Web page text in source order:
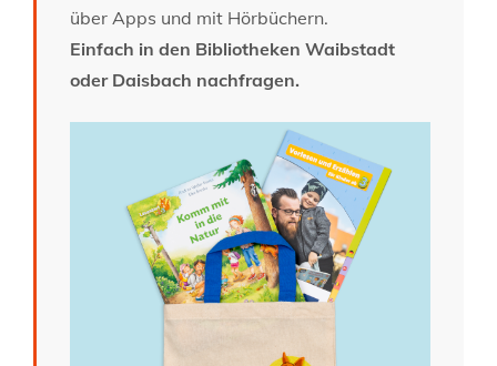
über Apps und mit Hörbüchern.
Einfach in den Bibliotheken Waibstadt
oder Daisbach nachfragen.